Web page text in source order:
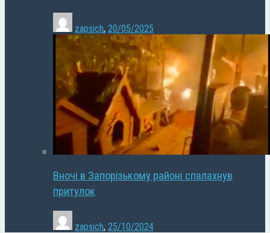
zapsich, 20/05/2025
Вночі в Запорізькому районі спалахнув
притулок
zapsich, 25/10/2024